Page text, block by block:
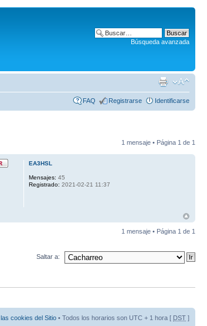
Búsqueda avanzada
FAQ Registrarse Identificarse
1 mensaje • Página 1 de 1
EA3HSL
Mensajes: 45
Registrado: 2021-02-21 11:37
1 mensaje • Página 1 de 1
Saltar a:
cookies del Sitio • Todos los horarios son UTC + 1 hora [ DST ]